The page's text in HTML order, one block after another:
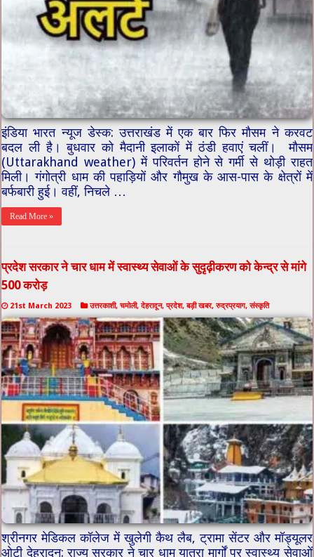
इंडिया भारत न्यूज डेस्क: उत्तराखंड में एक बार फिर मौसम ने करवट
बदल ली है। बुधवार को मैदानी इलाकों में ठंडी हवाएं चलीं। मौसम
(Uttarakhand weather) में परिवर्तन होने से गर्मी से थोड़ी राहत
मिली। गंगोत्री धाम की पहाड़ियों और गौमुख के आस-पास के क्षेत्रों में
बर्फबारी हुई। वहीं, निचले …
Read More »
प्रदेश सरकार ने चार धाम में स्वास्थ्य सेवाओं के सुदृढ़ीकरण को केन्द्र से मांगे
500 करोड़
21st March 2023 उत्तरकाशी,चमोली,देहरादून,प्रदेश,बड़ी खबर,रुद्रप्रयाग,संस्कृति
श्रीनगर मेडिकल कॉलेज में खुलेगी कैथ लैब, ट्रामा सेंटर और मॉड्यूलर
ओटी देहरादून: राज्य सरकार ने चार धाम यात्रा मार्गों पर स्वास्थ्य सेवाओं